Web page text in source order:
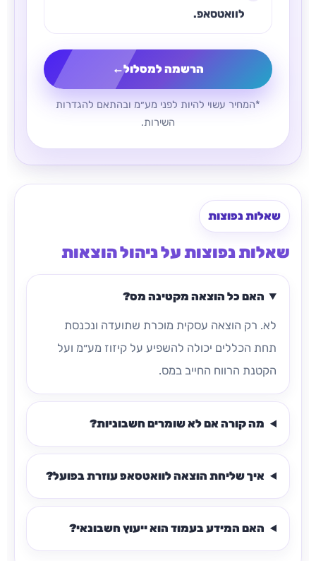
לוואטסאפ.
הרשמה למסלול←
*המחיר עשוי להיות לפני מע״מ ובהתאם להגדרות
השירות.
שאלות נפוצות
שאלות נפוצות על ניהול הוצאות
האם כל הוצאה מקטינה מס?
לא. רק הוצאה עסקית מוכרת שתועדה ונכנסת
תחת הכללים יכולה להשפיע על קיזוז מע״מ ועל
הקטנת הרווח החייב במס.
מה קורה אם לא שומרים חשבוניות?
איך שליחת הוצאה לוואטסאפ עוזרת בפועל?
האם המידע בעמוד הוא ייעוץ חשבונאי?